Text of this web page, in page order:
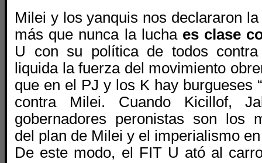
Milei y los yanquis nos declararon
más que nunca la lucha es clase
U con su política de todos contra
liquida la fuerza del movimiento
que en el PJ y los K hay burgueses
contra Milei. Cuando Kicillof,
gobernadores peronistas son los
del plan de Milei y el imperialismo
De este modo, el FIT U ató al